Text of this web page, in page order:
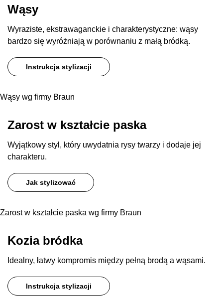
Wąsy
Wyraziste, ekstrawaganckie i charakterystyczne: wąsy
bardzo się wyróżniają w porównaniu z małą bródką.
Instrukcja stylizacji
Wąsy wg firmy Braun
Zarost w kształcie paska
Wyjątkowy styl, który uwydatnia rysy twarzy i dodaje jej
charakteru.
Jak stylizować
Zarost w kształcie paska wg firmy Braun
Kozia bródka
Idealny, łatwy kompromis między pełną brodą a wąsami.
Instrukcja stylizacji